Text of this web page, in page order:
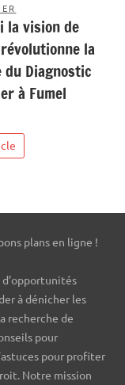
la vision de
la
Diagnostic
à Fumel
plans en ligne !
à dénicher les
recherche de
pour
pour profiter
Notre mission